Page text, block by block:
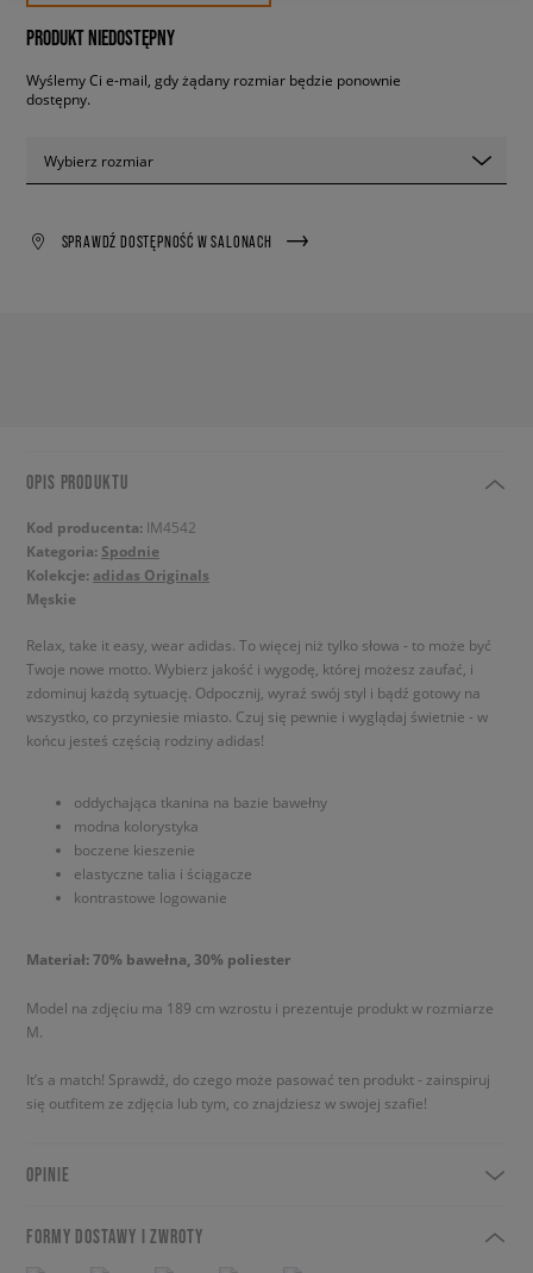
PRODUKT NIEDOSTĘPNY
Wyślemy Ci e-mail, gdy żądany rozmiar będzie ponownie
dostępny.
Wybierz rozmiar
SPRAWDŹ DOSTĘPNOŚĆ W SALONACH
OPIS PRODUKTU
Kod producenta: IM4542
Kategoria: Spodnie
Kolekcje: adidas Originals
Męskie
Relax, take it easy, wear adidas. To więcej niż tylko słowa - to może być
Twoje nowe motto. Wybierz jakość i wygodę, której możesz zaufać, i
zdominuj każdą sytuację. Odpocznij, wyraź swój styl i bądź gotowy na
wszystko, co przyniesie miasto. Czuj się pewnie i wyglądaj świetnie - w
końcu jesteś częścią rodziny adidas!
oddychająca tkanina na bazie bawełny
modna kolorystyka
boczene kieszenie
elastyczne talia i ściągacze
kontrastowe logowanie
Materiał: 70% bawełna, 30% poliester
Model na zdjęciu ma 189 cm wzrostu i prezentuje produkt w rozmiarze
M.
It’s a match! Sprawdź, do czego może pasować ten produkt - zainspiruj
się outfitem ze zdjęcia lub tym, co znajdziesz w swojej szafie!
OPINIE
FORMY DOSTAWY I ZWROTY